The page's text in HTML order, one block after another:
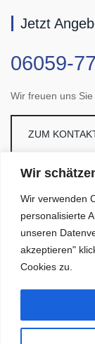
Wir
Wir verwenden
personalisierte
unseren
akzeptieren"
Cookies zu.
Jetzt
06059-
Wir freuen uns
ZUM
Galerie